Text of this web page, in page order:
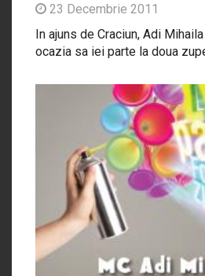
23 Decembrie 2011
In ajuns de Craciun, Adi
ocazia sa iei parte la doua